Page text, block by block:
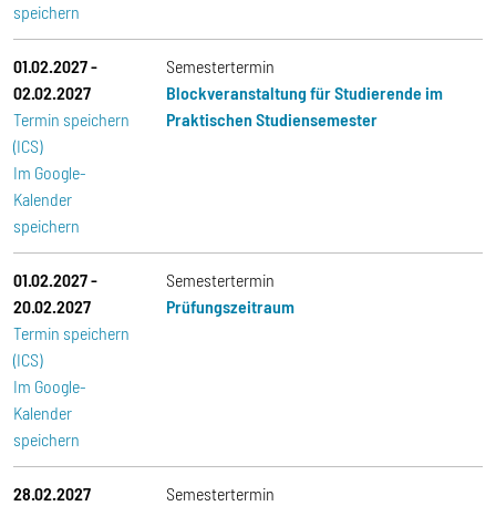
speichern
01.02.2027-
02.02.2027
Termin speichern
(ICS)
Im Google-
Kalender
speichern
Semestertermin
Blockveranstaltung für Studierende im
Praktischen Studiensemester
01.02.2027-
20.02.2027
Termin speichern
(ICS)
Im Google-
Kalender
speichern
Semestertermin
Prüfungszeitraum
28.02.2027
Semestertermin